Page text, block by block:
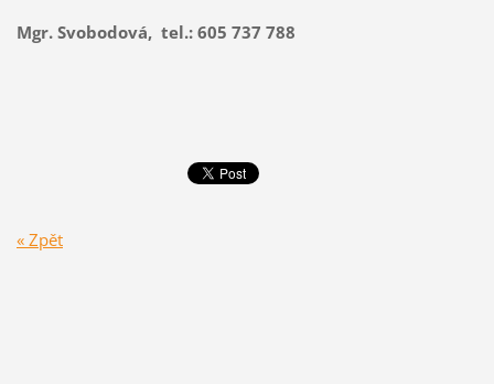
Mgr. Svobodová, tel.: 605 737 788
« Zpět